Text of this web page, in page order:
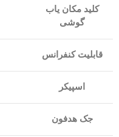
کلید مکان یاب
گوشی
قابلیت کنفرانس
اسپیکر
جک هدفون